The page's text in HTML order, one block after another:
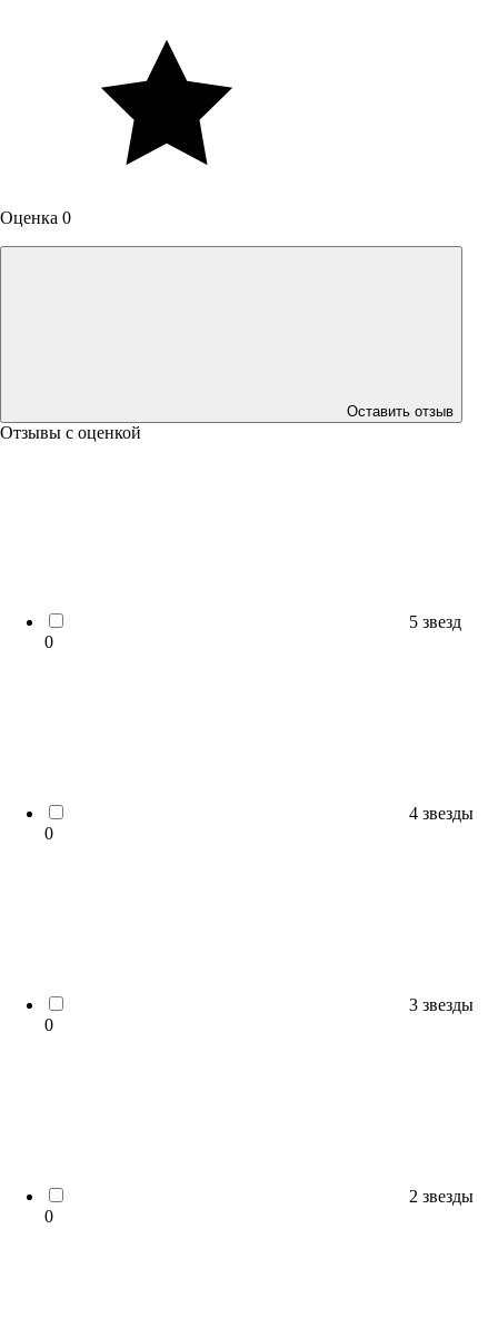
Оценка 0
Оставить отзыв
Отзывы с оценкой
5 звезд
0
4 звезды
0
3 звезды
0
2 звезды
0